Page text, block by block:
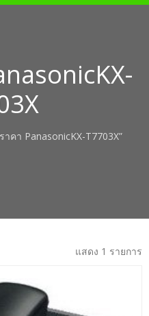
คา PanasonicKX-T7703X”
แสดง 1 รายการ